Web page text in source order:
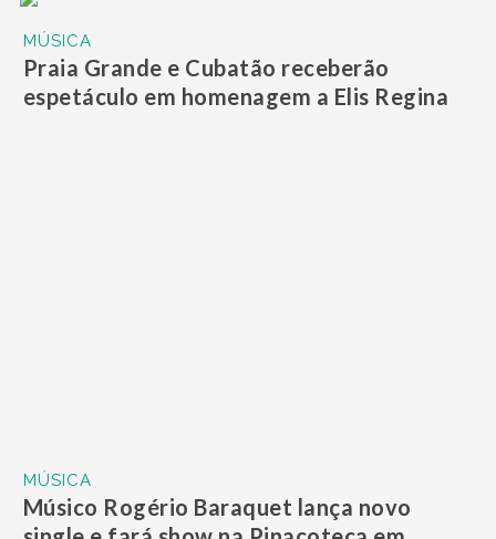
MÚSICA
Praia Grande e Cubatão receberão
espetáculo em homenagem a Elis Regina
MÚSICA
Músico Rogério Baraquet lança novo